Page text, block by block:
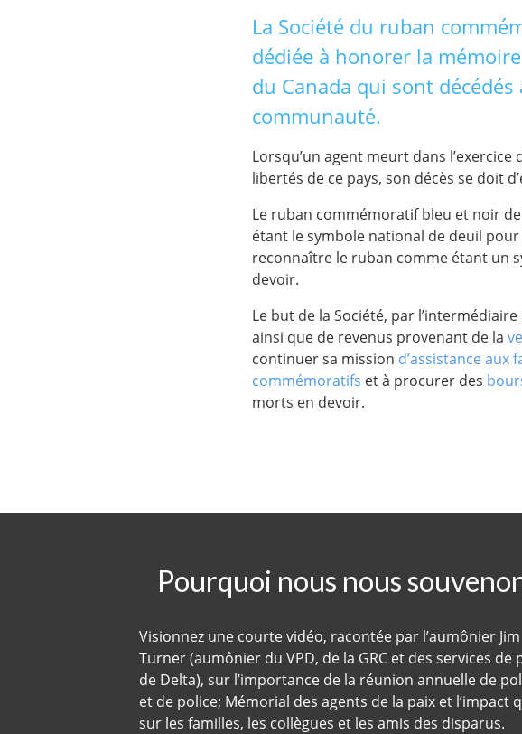
La Société du ruban
dédiée à honorer la
du Canada qui sont
communauté.
Lorsqu’un agent meurt dans
libertés de ce pays, son décès se doit
Le ruban commémoratif bleu et noir
étant le symbole national de deuil pour
reconnaître le ruban comme étant un
devoir.
Le but de la Société, par
ainsi que de revenus provenant de la
continuer sa mission d’assistance aux
commémoratifs et à procurer des
morts en devoir.
Pourquoi nous nous
Visionnez une courte vidéo, racontée par l’aumônier Jim
Turner (aumônier du VPD, de la GRC et des services de
de Delta), sur l’importance de la réunion annuelle de
et de police; Mémorial des agents de la paix et l’impact
sur les familles, les collègues et les amis des disparus.